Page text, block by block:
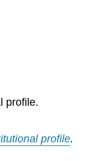
profile.
profile.